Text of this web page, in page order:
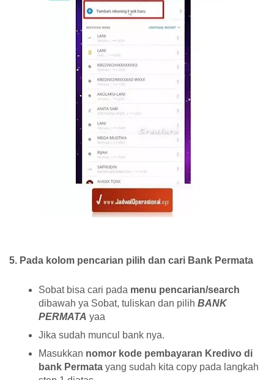
5. Pada kolom pencarian pilih dan cari Bank Permata
Sobat bisa cari pada menu pencarian/search
dibawah ya Sobat, tuliskan dan pilih BANK
PERMATA yaa
Jika sudah muncul bank nya.
Masukkan nomor kode pembayaran Kredivo di
bank Permata yang sudah kita copy pada langkah